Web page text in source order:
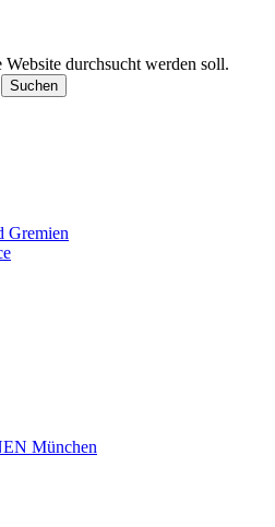
durchsucht werden soll.
Suchen
Gremien